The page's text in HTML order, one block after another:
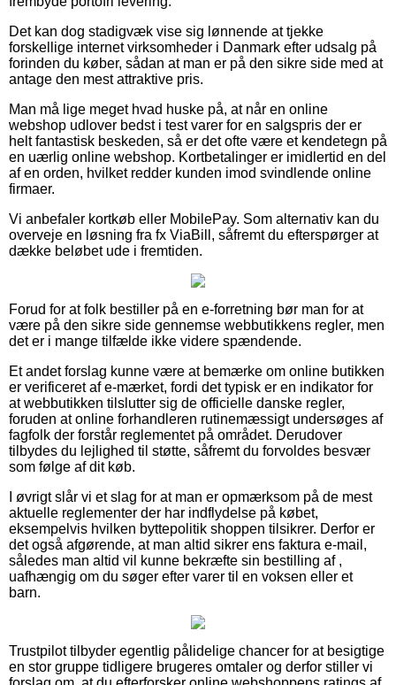
Det kan dog stadigvæk vise sig lønnende at tjekke
forskellige internet virksomheder i Danmark efter udsalg på
forinden du køber, sådan at man er på den sikre side med at
antage den mest attraktive pris.
Man må lige meget hvad huske på, at når en online
webshop udlover bedst i test varer for en salgspris der er
helt fantastisk beskeden, så er det ofte være et kendetegn på
en uærlig online webshop. Kortbetalinger er imidlertid en del
af en orden, hvilket redder kunden imod svindlende online
firmaer.
Vi anbefaler kortkøb eller MobilePay. Som alternativ kan du
overveje en løsning fra fx ViaBill, såfremt du efterspørger at
dække beløbet ude i fremtiden.
Forud for at folk bestiller på en e-forretning bør man for at
være på den sikre side gennemse webbutikkens regler, men
det er i mange tilfælde ikke videre spændende.
Et andet forslag kunne være at bemærke om online butikken
er verificeret af e-mærket, fordi det typisk er en indikator for
at webbutikken tilslutter sig de officielle danske regler,
foruden at online forhandleren rutinemæssigt undersøges af
fagfolk der forstår reglementet på området. Derudover
tilbydes du lejlighed til støtte, såfremt du forvoldes besvær
som følge af dit køb.
I øvrigt slår vi et slag for at man er opmærksom på de mest
aktuelle reglementer der har indflydelse på købet,
eksempelvis hvilken byttepolitik shoppen tilsikrer. Derfor er
det også afgørende, at man altid sikrer ens faktura e-mail,
således man altid vil kunne bekræfte sin bestilling af ,
uafhængig om du søger efter varer til en voksen eller et
barn.
Trustpilot tilbyder egentlig pålidelige chancer for at besigtige
en stor gruppe tidligere brugeres omtaler og derfor stiller vi